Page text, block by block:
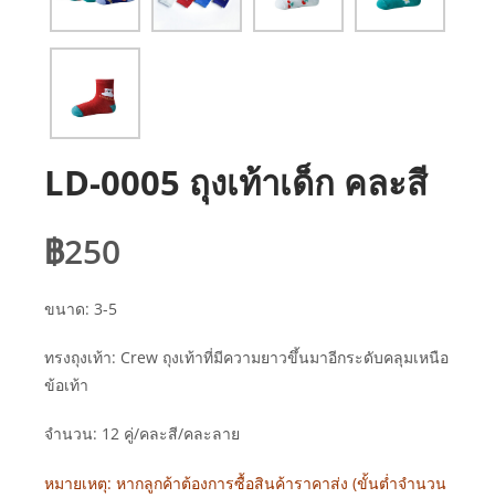
LD-0005 ถุงเท้าเด็ก คละสี
฿250
ขนาด: 3-5
ทรงถุงเท้า: Crew ถุงเท้าที่มีความยาวขึ้นมาอีกระดับคลุมเหนือ
ข้อเท้า
จำนวน: 12 คู่/คละสี/คละลาย
หมายเหตุ: หากลูกค้าต้องการซื้อสินค้าราคาส่ง (ขั้นต่ำจำนวน